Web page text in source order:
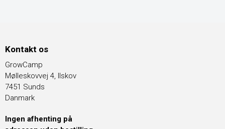
Kontakt os
GrowCamp
Mølleskovvej 4, Ilskov
7451 Sunds
Danmark
Ingen afhenting på